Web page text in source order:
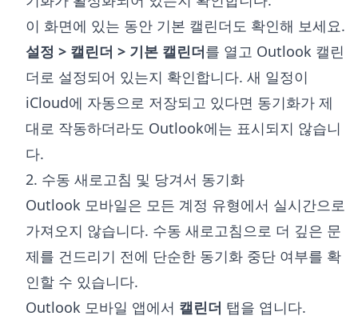
이 화면에 있는 동안 기본 캘린더도 확인해 보세요.
설정 > 캘린더 > 기본 캘린더를 열고 Outlook 캘린
더로 설정되어 있는지 확인합니다. 새 일정이
iCloud에 자동으로 저장되고 있다면 동기화가 제
대로 작동하더라도 Outlook에는 표시되지 않습니
다.
2. 수동 새로고침 및 당겨서 동기화
Outlook 모바일은 모든 계정 유형에서 실시간으로
가져오지 않습니다. 수동 새로고침으로 더 깊은 문
제를 건드리기 전에 단순한 동기화 중단 여부를 확
인할 수 있습니다.
Outlook 모바일 앱에서 캘린더 탭을 엽니다.